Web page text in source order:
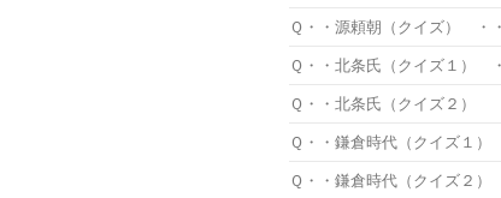
Ｑ・・源頼朝（クイズ） ・
Ｑ・・北条氏（クイズ１）
Ｑ・・北条氏（クイズ２）
Ｑ・・鎌倉時代（クイズ１
Ｑ・・鎌倉時代（クイズ２）